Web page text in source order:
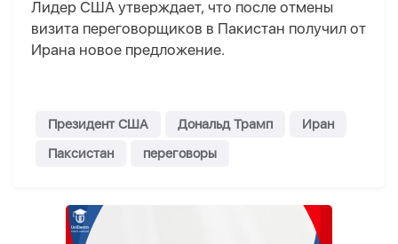
Лидер США утверждает, что после отмены
визита переговорщиков в Пакистан получил от
Ирана новое предложение.
Президент США Дональд Трамп
Иран
Паксистан
переговоры